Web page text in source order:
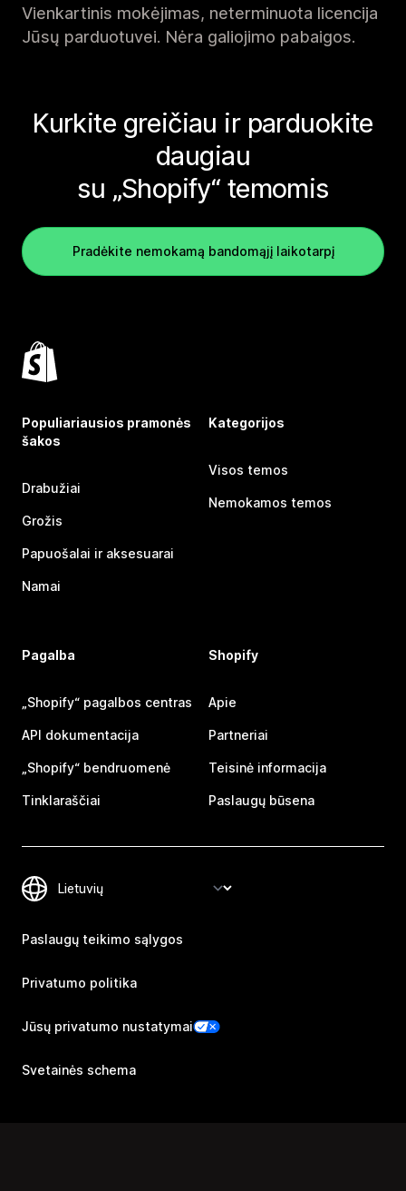
Vienkartinis mokėjimas, neterminuota licencija
Jūsų parduotuvei. Nėra galiojimo pabaigos.
Kurkite greičiau ir parduokite
daugiau
su „Shopify“ temomis
Pradėkite nemokamą bandomąjį laikotarpį
Populiariausios pramonės
šakos
Drabužiai
Grožis
Papuošalai ir aksesuarai
Namai
Kategorijos
Visos temos
Nemokamos temos
Pagalba
„Shopify“ pagalbos centras
API dokumentacija
„Shopify“ bendruomenė
Tinklaraščiai
Shopify
Apie
Partneriai
Teisinė informacija
Paslaugų būsena
Paslaugų teikimo sąlygos
Privatumo politika
Jūsų privatumo nustatymai
Svetainės schema